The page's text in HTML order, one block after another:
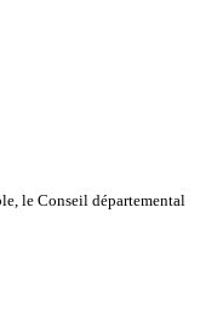
le Conseil départemental